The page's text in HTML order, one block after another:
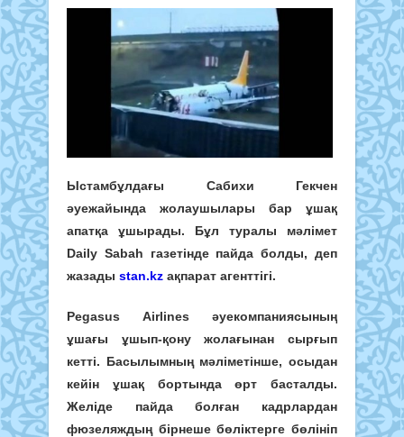
Ыстамбұлдағы Сабихи Гекчен
әуежайында жолаушылары бар ұшақ
апатқа ұшырады. Бұл туралы мәлімет
Daily Sabah газетінде пайда болды, деп
жазады stan.kz ақпарат агенттігі.
Pegasus Airlines әуекомпаниясының
ұшағы ұшып-қону жолағынан сырғып
кетті. Басылымның мәліметінше, осыдан
кейін ұшақ бортында өрт басталды.
Желіде пайда болған кадрлардан
фюзеляждың бірнеше бөліктерге бөлініп